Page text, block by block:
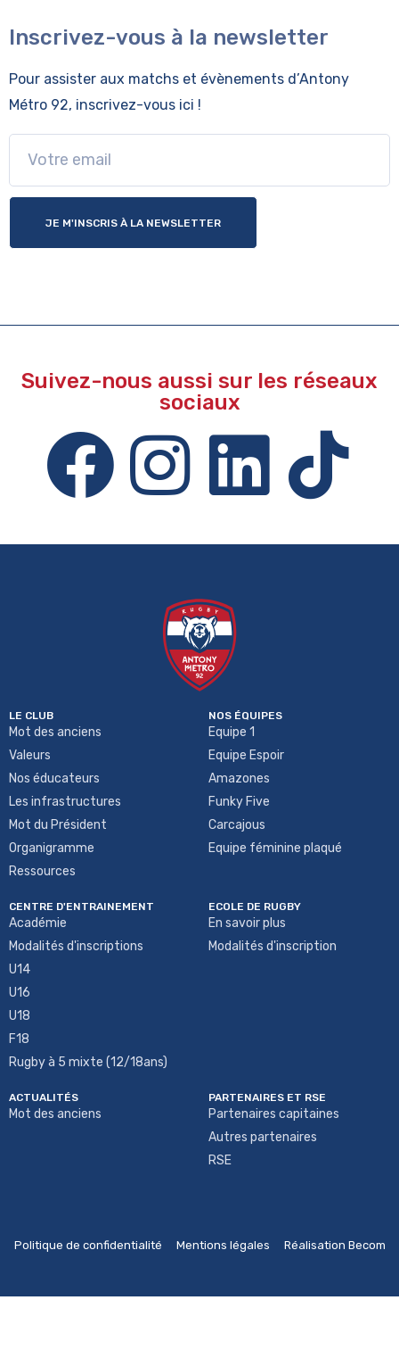
Inscrivez-vous à la newsletter
Pour assister aux matchs et évènements d’Antony
Métro 92, inscrivez-vous ici !
JE M'INSCRIS À LA NEWSLETTER
Suivez-nous aussi sur les réseaux
sociaux
LE CLUB
Mot des anciens
Valeurs
Nos éducateurs
Les infrastructures
Mot du Président
Organigramme
Ressources
NOS ÉQUIPES
Equipe 1
Equipe Espoir
Amazones
Funky Five
Carcajous
Equipe féminine plaqué
CENTRE D'ENTRAINEMENT
Académie
Modalités d'inscriptions
U14
U16
U18
F18
Rugby à 5 mixte (12/18ans)
ECOLE DE RUGBY
En savoir plus
Modalités d'inscription
ACTUALITÉS
Mot des anciens
PARTENAIRES ET RSE
Partenaires capitaines
Autres partenaires
RSE
Politique de confidentialité Mentions légales Réalisation Becom